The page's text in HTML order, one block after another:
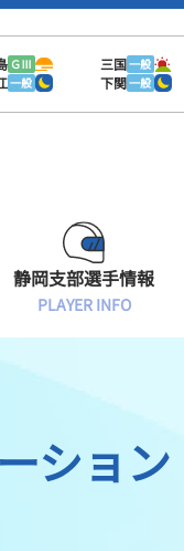
ＧⅢ 三国一般
一般 下関一般
静岡支部選手情報
PLAYER INFO
選手募集
レーサーズファイル
ション